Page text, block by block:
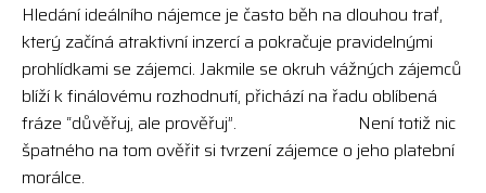
Hledání ideálního nájemce je často běh na dlouhou trať,
který začíná atraktivní inzercí a pokračuje pravidelnými
prohlídkami se zájemci. Jakmile se okruh vážných zájemců
blíží k finálovému rozhodnutí, přichází na řadu oblíbená
fráze “důvěřuj, ale prověřuj”. Není totiž nic
špatného na tom ověřit si tvrzení zájemce o jeho platební
morálce.